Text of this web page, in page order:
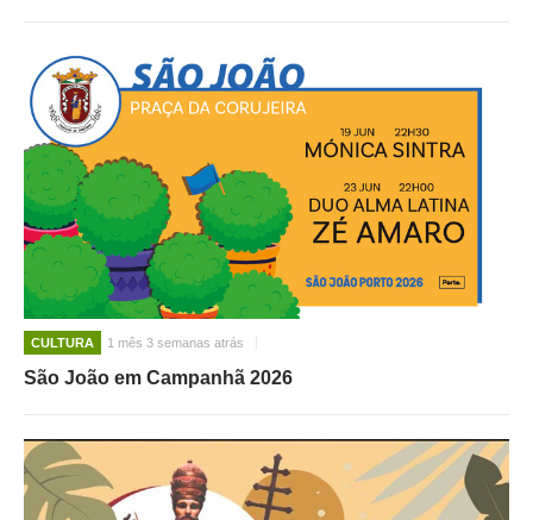
CULTURA 1 mês 3 semanas atrás
São João em Campanhã 2026